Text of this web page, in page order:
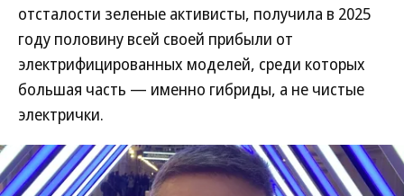
отсталости зеленые активисты, получила в 2025
году половину всей своей прибыли от
электрифицированных моделей, среди которых
большая часть — именно гибриды, а не чистые
электрички.